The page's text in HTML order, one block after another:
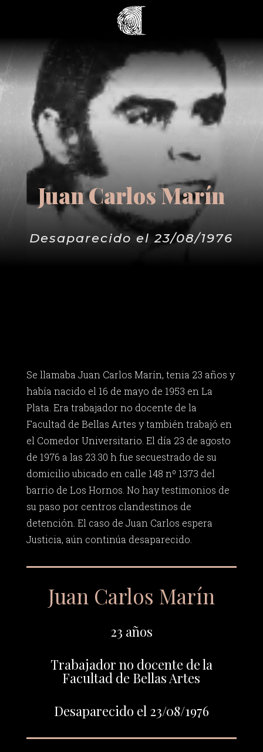
Juan Carlos Marín
Desaparecido el 23/08/1976
Se llamaba Juan Carlos Marín, tenia 23 años y
había nacido el 16 de mayo de 1953 en La
Plata. Era trabajador no docente de la
Facultad de Bellas Artes y también trabajó en
el Comedor Universitario. El día 23 de agosto
de 1976 a las 23.30 h fue secuestrado de su
domicilio ubicado en calle 148 nº 1373 del
barrio de Los Hornos. No hay testimonios de
su paso por centros clandestinos de
detención. El caso de Juan Carlos espera
Justicia, aún continúa desaparecido.
Juan Carlos Marín
23 años
Trabajador no docente de la
Facultad de Bellas Artes
Desaparecido el 23/08/1976